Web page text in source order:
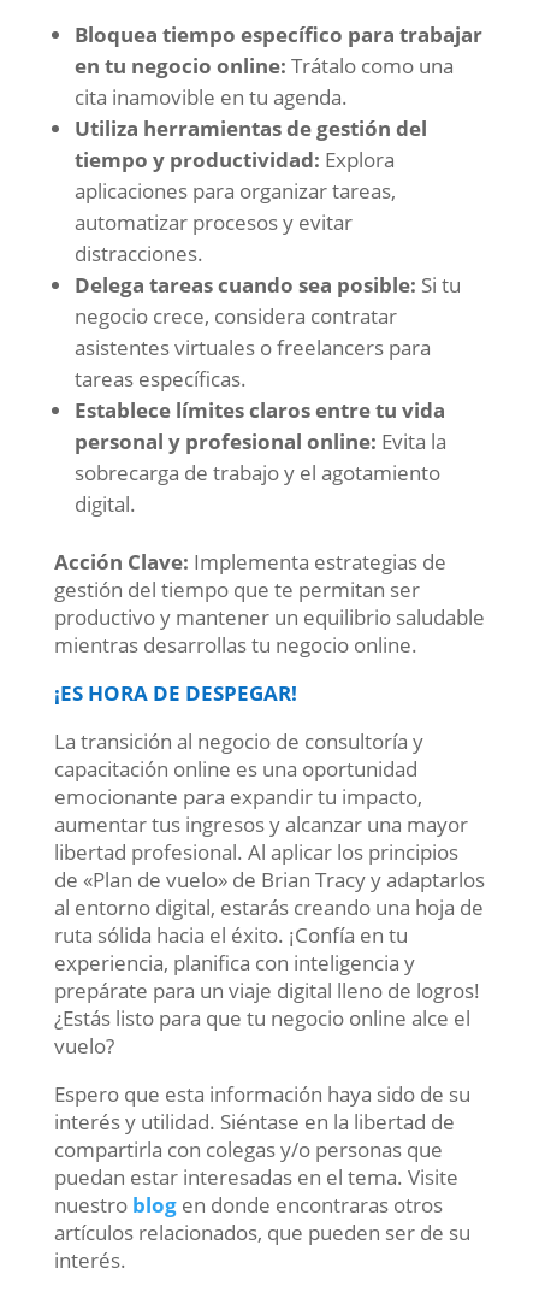
Bloquea tiempo específico para trabajar
en tu negocio online: Trátalo como una
cita inamovible en tu agenda.
Utiliza herramientas de gestión del
tiempo y productividad: Explora
aplicaciones para organizar tareas,
automatizar procesos y evitar
distracciones.
Delega tareas cuando sea posible: Si tu
negocio crece, considera contratar
asistentes virtuales o freelancers para
tareas específicas.
Establece límites claros entre tu vida
personal y profesional online: Evita la
sobrecarga de trabajo y el agotamiento
digital.
Acción Clave: Implementa estrategias de
gestión del tiempo que te permitan ser
productivo y mantener un equilibrio saludable
mientras desarrollas tu negocio online.
¡ES HORA DE DESPEGAR!
La transición al negocio de consultoría y
capacitación online es una oportunidad
emocionante para expandir tu impacto,
aumentar tus ingresos y alcanzar una mayor
libertad profesional. Al aplicar los principios
de «Plan de vuelo» de Brian Tracy y adaptarlos
al entorno digital, estarás creando una hoja de
ruta sólida hacia el éxito. ¡Confía en tu
experiencia, planifica con inteligencia y
prepárate para un viaje digital lleno de logros!
¿Estás listo para que tu negocio online alce el
vuelo?
Espero que esta información haya sido de su
interés y utilidad. Siéntase en la libertad de
compartirla con colegas y/o personas que
puedan estar interesadas en el tema. Visite
nuestro blogen donde encontraras otros
artículos relacionados, que pueden ser de su
interés.